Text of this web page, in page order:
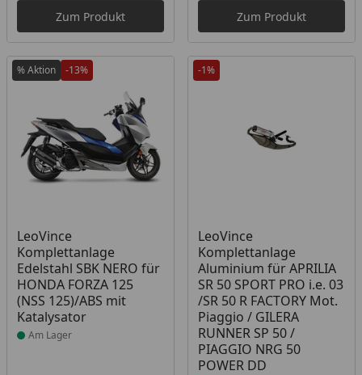
Zum Produkt Zum Produkt
% Aktion -13%
LeoVince
Komplettanlage
Edelstahl SBK NERO für
HONDA FORZA 125
(NSS 125)/ABS mit
Katalysator
Produkt am Lager
Am Lager
-1%
LeoVince
Komplettanlage
Aluminium für APRILIA
SR 50 SPORT PRO i.e. 03
/SR 50 R FACTORY Mot.
Piaggio / GILERA
RUNNER SP 50 /
PIAGGIO NRG 50
POWER DD
Produkt am Lager